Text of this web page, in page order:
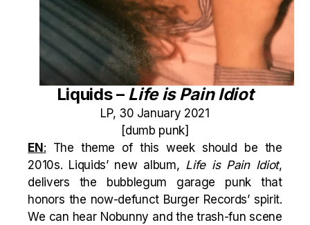
Liquids – Life is Pain Idiot
LP, 30 January 2021
[dumb punk]
EN: The theme of this week should be the
2010s. Liquids’ new album, Life is Pain Idiot,
delivers the bubblegum garage punk that
honors the now-defunct Burger Records’ spirit.
We can hear Nobunny and the trash-fun scene